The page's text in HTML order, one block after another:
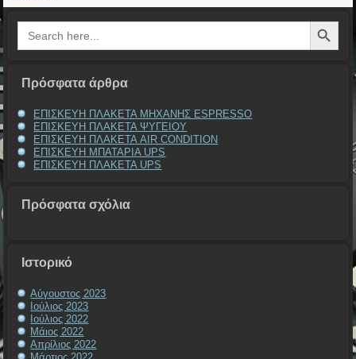
Search
for:
Search Button
Πρόσφατα άρθρα
ΕΠΙΣΚΕΥΗ ΠΛΑΚΕΤΑ ΜΗΧΑΝΗΣ ESPRESSO
ΕΠΙΣΚΕΥΗ ΠΛΑΚΕΤΑ ΨΥΓΕΙΟΥ
ΕΠΙΣΚΕΥΗ ΠΛΑΚΕΤΑ AIR CONDITION
ΕΠΙΣΚΕΥΗ ΜΠΑΤΑΡΙΑ UPS
ΕΠΙΣΚΕΥΗ ΠΛΑΚΕΤΑ UPS
Πρόσφατα σχόλια
Ιστορικό
Αύγουστος 2023
Ιούλιος 2023
Ιούλιος 2022
Μάιος 2022
Απρίλιος 2022